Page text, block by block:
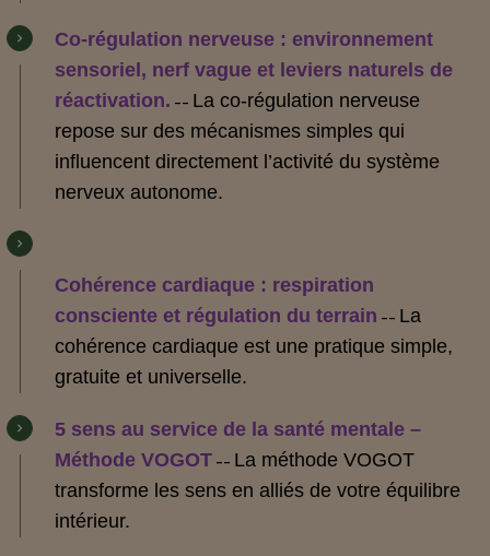
Co‑régulation nerveuse : environnement
sensoriel, nerf vague et leviers naturels de
réactivation. -- La co‑régulation nerveuse
repose sur des mécanismes simples qui
influencent directement l’activité du système
nerveux autonome.
Cohérence cardiaque : respiration
consciente et régulation du terrain -- La
cohérence cardiaque est une pratique simple,
gratuite et universelle.
5 sens au service de la santé mentale –
Méthode VOGOT -- La méthode VOGOT
transforme les sens en alliés de votre équilibre
intérieur.